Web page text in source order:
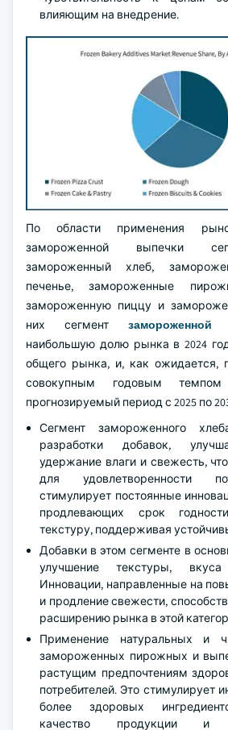
влияющим на внедрение.
По области применения
замороженной выпечки
замороженный хлеб,
печенье, замороженные
замороженную пиццу и
них сегмент замороженной
наибольшую долю рынка в 2024
общего рынка, и, как ожидается,
совокупным годовым
прогнозируемый период с 2025 по
Сегмент замороженного
разработки добавок,
удержание влаги и свежесть,
для удовлетворенности
стимулирует постоянные
продлевающих срок
текстуру, поддерживая
Добавки в этом сегменте в
улучшение текстуры,
Инновации, направленные на
и продление свежести,
расширению рынка в этой
Применение натуральных и
замороженных пирожных и
растущим предпочтениям
потребителей. Это стимулирует
более здоровых
качество продукции и